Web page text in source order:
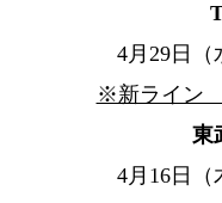
4月29日（
※新ライン
東
4月16日（